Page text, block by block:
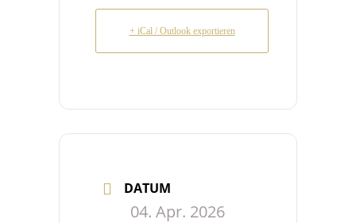
+ iCal / Outlook exportieren
DATUM
04. Apr. 2026